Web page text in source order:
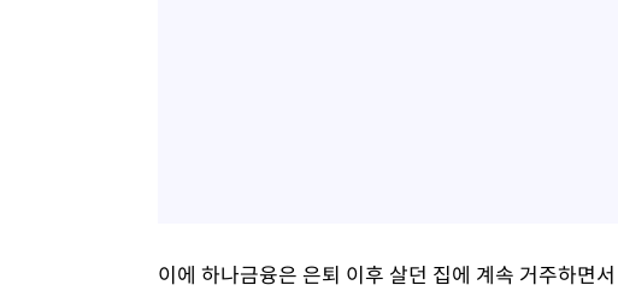
이에 하나금융은 은퇴 이후 살던 집에 계속 거주하면